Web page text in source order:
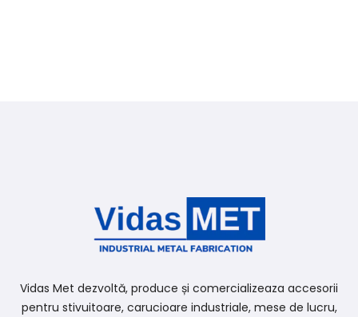
Vidas Met dezvoltă, produce și comercializeaza accesorii
pentru stivuitoare, carucioare industriale, mese de lucru,